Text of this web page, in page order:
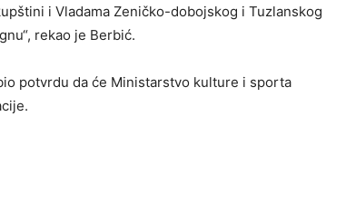
i Vladama Zeničko-dobojskog i Tuzlanskog
rekao je Berbić.
potvrdu da će Ministarstvo kulture i sporta